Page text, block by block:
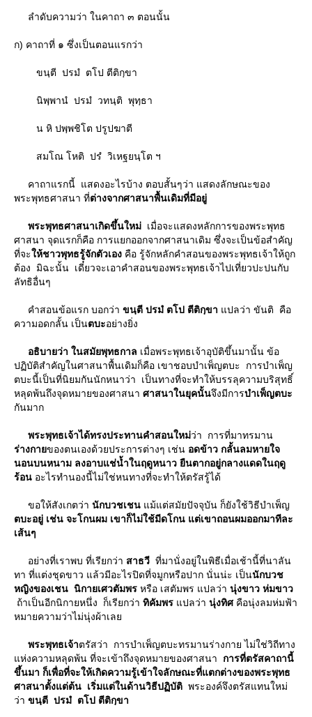
ลําดับความว่า ในคาถา ๓ ตอนนั้น
ก) คาถาที่ ๑ ซึ่งเป็นตอนแรกว่า
ขนฺตี ปรมํ ตโป ตีติกฺขา
นิพฺพานํ ปรมํ วทนฺติ พุทฺธา
น หิ ปพฺพชิโต ปรูปฆาตี
สมโณ โหติ ปรํ วิเหฐยนฺโต ฯ
คาถาแรกนี้ แสดงอะไรบ้าง ตอบสั้นๆว่า แสดงลักษณะของ
พระพุทธศาสนา ที่ต่างจากศาสนาพื้นเดิมที่มีอยู่
พระพุทธศาสนาเกิดขึ้นใหม่ เมื่อจะแสดงหลักการของพระพุทธ
ศาสนา จุดแรกก็คือ การแยกออกจากศาสนาเดิม ซึ่งจะเป็นข้อสําคัญ
ที่จะห้ชาวพุทธรู้จักตัวเอง คือ รู้จักหลักคําสอนของพระพุทธเจ้าให้ถูก
ต้อง มิฉะนั้น เดี๋ยวจะเอาคําสอนของพระพุทธเจ้าไปเที่ยวปะปนกับ
ลัทธิอื่นๆ
คําสอนข้อแรก บอกว่า ขนฺตี ปรมํ ตโป ตีติกฺขา ปลว่า ขันติ คือ
ความอดกลั้น เป็นตบะอย่างยิ่ง
อธิบายว่า ในสมัยพุทธกาล เมื่อพระพุทธเจ้าอุบัติขึ้นมานั้น ข้อ
ปฏิบัติสำคัญในศาสนาพื้นเดิมก็คือ เขาชอบบำเพ็ญตบะ การบำเพ็ญ
ตบะนี้เป็นที่นิยมกันนักหนาว่า เป็นทางที่จะทำให้บรรลุความบริสุทธิ์
หลุดพ้นถึงจุดหมายของศาสนา ศาสนาในยุคนั้นจึงมีการบําเพ็ญตบะ
กันมาก
พระพุทธเจ้าได้ทรงประทานคําสอนใหม่ว่า การที่มาทรมาน
ร่างกาของตนเองด้วยประการต่างๆ เช่น อดข้าว กลั้นลมหายใจ
นอนบนหนาม ลงอาบแช่น้ำในฤดูหนาว ยืนตากอยู่กลางแดดในฤดู
ร้อน อะไรทํานองนี้ไม่ใช่หนทางที่จะทําให้ตรัสรู้ได้
ขอให้สังเกตว่า นักบวชเชน ม้แต่สมัยปัจจุบัน ก็ยังใช้วิธีบําเพ็ญ
ตบะอยู่ เช่น จะโกนผม เขาก็ไม่ใช้มีดโกน แต่เขาถอนผมออกมาทีละ
เส้นๆ
อย่างที่เราพบ ที่เรียกว่า สาธวี ที่มานั่งอยู่ในพิธีเมื่อเช้านี้ที่นาลัน
ทา ที่แต่งชุดขาว แล้วมีอะไรปิดที่จมูกหรือปาก นั่นน่ะ เป็นนักบวช
หญิงของเชน นิกายเศวตัมพร หรือ เสตัมพร แปลว่า นุ่งขาว ห่มขาว
ถ้าเป็นอีกนิกายหนึ่ง ก็เรียกว่า ทิคัมพร ปลว่า นุ่งทิศ คือนุ่งลมห่มฟ้า
หมายความว่าไม่นุ่งผ้าเล
พระพุทธเจ้าตรัสว่า การบําเพ็ญตบะทรมานร่างกาย ไม่ใช่วิถีทาง
ห่งความหลุดพ้น ที่จะเข้าถึงจุดหมายของศาสนา การที่ตรัสคาถานี้
ขึ้นมา ก็เพื่อที่จะให้เกิดความรู้เข้าใจลักษณะที่แตกต่างของพระพุทธ
ศาสนาตั้งแต่ต้น เริ่มแต่ในด้านวิธีปฏิบัติ พระองค์จึงตรัสแทนใหม่
ว่า ขนฺตี ปรมํ ตโป ตีติกฺขา